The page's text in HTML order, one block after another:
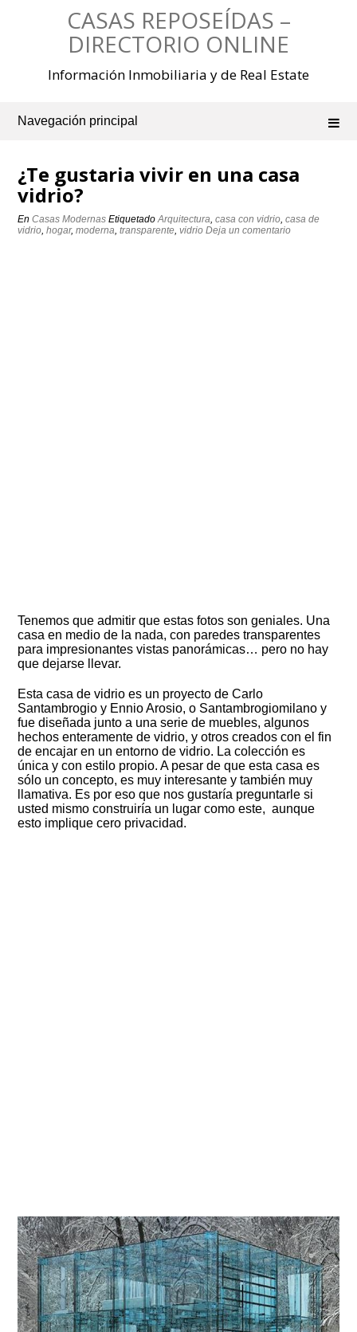
CASAS REPOSEÍDAS –
DIRECTORIO ONLINE
Información Inmobiliaria y de Real Estate
Navegación principal
¿Te gustaria vivir en una casa
vidrio?
EnCasas Modernas EtiquetadoArquitectura,casa con vidrio,casa de
vidrio,hogar,moderna,transparente,vidrio Deja un comentario
Tenemos que admitir que estas fotos son geniales. Una
casa en medio de la nada, con paredes transparentes
para impresionantes vistas panorámicas… pero no hay
que dejarse llevar.
Esta casa de vidrio es un proyecto de Carlo
Santambrogio y Ennio Arosio, o Santambrogiomilano y
fue diseñada junto a una serie de muebles, algunos
hechos enteramente de vidrio, y otros creados con el fin
de encajar en un entorno de vidrio. La colección es
única y con estilo propio.A pesar de que esta casa es
sólo un concepto, es muy interesante y también muy
llamativa. Es por eso que nos gustaría preguntarle si
usted mismo construiría un lugar como este, aunque
esto implique cero privacidad.